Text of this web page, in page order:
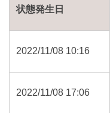
状態発生日
2022/11/08 10:16
2022/11/08 17:06